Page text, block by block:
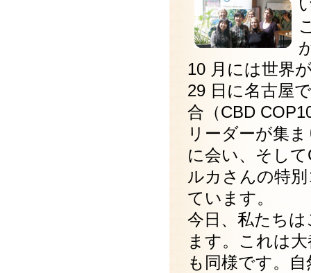
10 月には世界
29 日に名古屋
合（CBD
リーダーが集
に会い、そし
ルカさんの特
ています。
今日、私たち
ます。これは
も同様です。